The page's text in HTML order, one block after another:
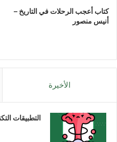
كتاب أعجب الرحلات في التاريخ –
أنيس منصور
الأخيرة
التطبيقات